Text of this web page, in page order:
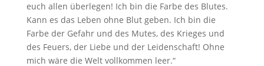
euch allen überlegen! Ich bin die Farbe des Blutes.
Kann es das Leben ohne Blut geben. Ich bin die
Farbe der Gefahr und des Mutes, des Krieges und
des Feuers, der Liebe und der Leidenschaft! Ohne
mich wäre die Welt vollkommen leer.“